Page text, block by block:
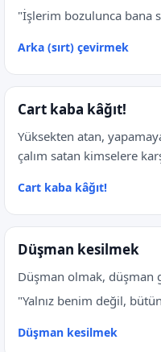
"İşlerim bozulunca bana
Arka (sırt) çevirmek
Cart kaba kâğıt!
Yüksekten atan,
çalım satan kimselere
Cart kaba kâğıt!
Düşman kesilmek
Düşman olmak, düşman
"Yalnız benim değil,
Düşman kesilmek